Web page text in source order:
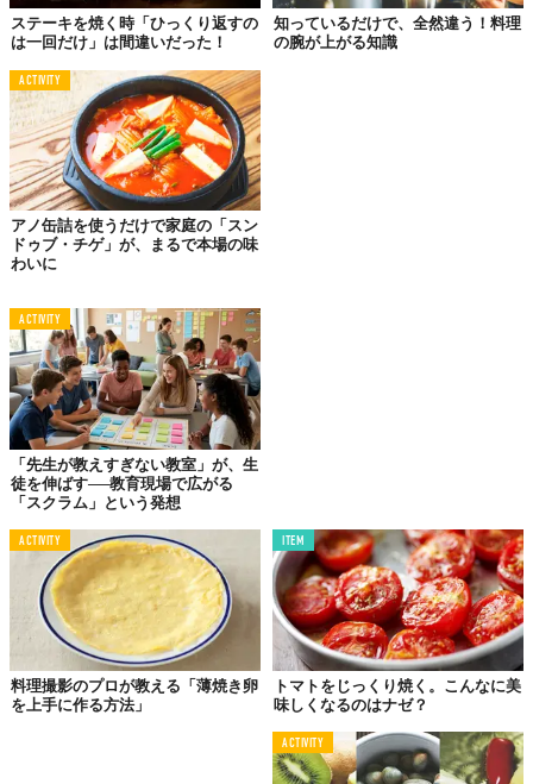
アサリを買ってきたら、バットのような平べったい容器に水を張
り、アサリが少し出るくらいの分量で塩水を入れます。塩の分量
は水の3％が目処。500ccなら15g入れればOKです。
暗くして
2〜3時間置いておく
新聞紙などで覆って暗い環境にすると、アサリはリラックスして
砂を出しやすくなります。また、砂を噴射しても周りに飛び散ら
ないので安心です。冷暗所（室温）で2〜3時間置いておくのが目
安です。
※室温が高いときは、冷蔵庫で砂抜きしてください。
この2点を守れば、砂抜きは完璧です。が、ここまでは当たり前。
ポイントはこの後にあります。
うま味成分「コハク酸」を引き出す
ステーキを焼く時「ひっくり返すの
は一回だけ」は間違いだった！
知っているだけで、全然違う！料理
の腕が上がる知識
ACTIVITY
アノ缶詰を使うだけで家庭の「スン
ドゥブ・チゲ」が、まるで本場の味
わいに
ACTIVITY
「先生が教えすぎない教室」が、生
徒を伸ばす──教育現場で広がる
「スクラム」という発想
ACTIVITY
料理撮影のプロが教える「薄焼き卵
を上手に作る方法」
ITEM
トマトをじっくり焼く。こんなに美
味しくなるのはナゼ？
ACTIVITY